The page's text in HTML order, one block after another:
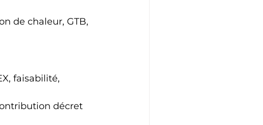
de chaleur, GTB,
faisabilité,
décret